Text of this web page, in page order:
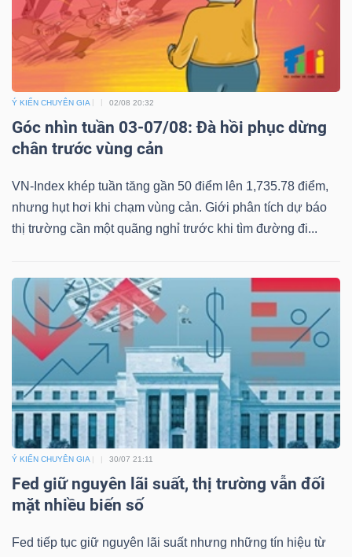
Ý KIẾN CHUYÊN GIA 02/08 20:32
Góc nhìn tuần 03-07/08: Đà hồi phục dừng
chân trước vùng cản
VN-Index khép tuần tăng gần 50 điểm lên 1,735.78 điểm,
nhưng hụt hơi khi chạm vùng cản. Giới phân tích dự báo
thị trường cần một quãng nghỉ trước khi tìm đường đi...
Ý KIẾN CHUYÊN GIA 30/07 21:11
Fed giữ nguyên lãi suất, thị trường vẫn đối
mặt nhiều biến số
Fed tiếp tục giữ nguyên lãi suất nhưng những tín hiệu từ